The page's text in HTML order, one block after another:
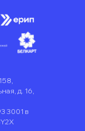
д. 16,
3001 в